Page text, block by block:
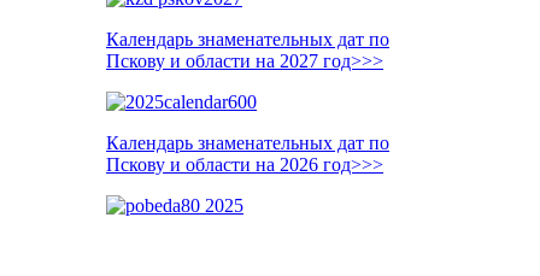
Календарь знаменательных дат по
Пскову и области на 2027 год>>>
Календарь знаменательных дат по
Пскову и области на 2026 год>>>